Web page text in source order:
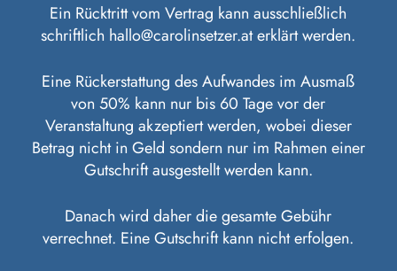
Ein Rücktritt vom Vertrag kann ausschließlich
schriftlich hallo@carolinsetzer.at erklärt werden.
Eine Rückerstattung des Aufwandes im Ausmaß
von 50% kann nur bis 60 Tage vor der
Veranstaltung akzeptiert werden, wobei dieser
Betrag nicht in Geld sondern nur im Rahmen einer
Gutschrift ausgestellt werden kann.
Danach wird daher die gesamte Gebühr
verrechnet. Eine Gutschrift kann nicht erfolgen.